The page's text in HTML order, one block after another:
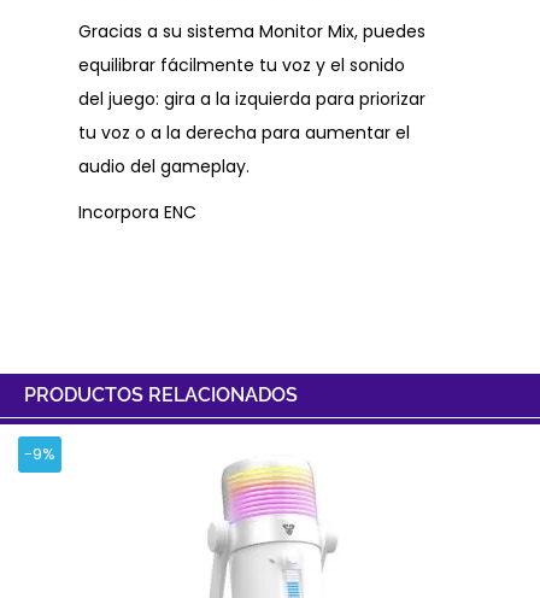
Gracias a su sistema Monitor Mix, puedes
equilibrar fácilmente tu voz y el sonido
del juego: gira a la izquierda para priorizar
tu voz o a la derecha para aumentar el
audio del gameplay.
Incorpora ENC
PRODUCTOS RELACIONADOS
-9%